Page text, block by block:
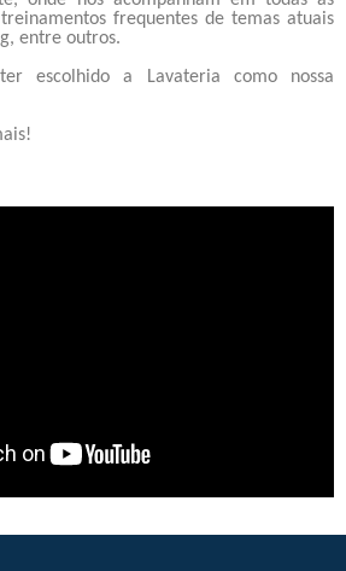
frequentes de temas atuais
entre outros.
escolhido a Lavateria como nossa